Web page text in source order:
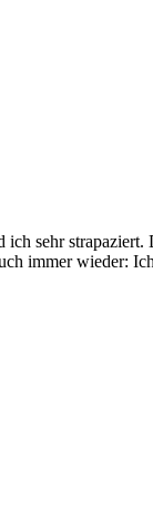
sehr
immer wieder: